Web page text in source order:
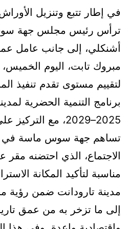
في إطار تتبع وتنزيل الأوراش
ترأس رئيس مجلس جهة
أشنكلي، إلى جانب عامل
مبروك تابت، اليوم
لتقييم مستوى تقدم تنفيذ
برنامج التنمية الحضرية
2025–2029، مع
تساهم جهة سوس ماسة في
الاجتماع، الذي احتضنه مقر
مناسبة لتأكيد المكانة
مدينة تارودانت ضمن رؤية
إلى ما تزخر به من عمق